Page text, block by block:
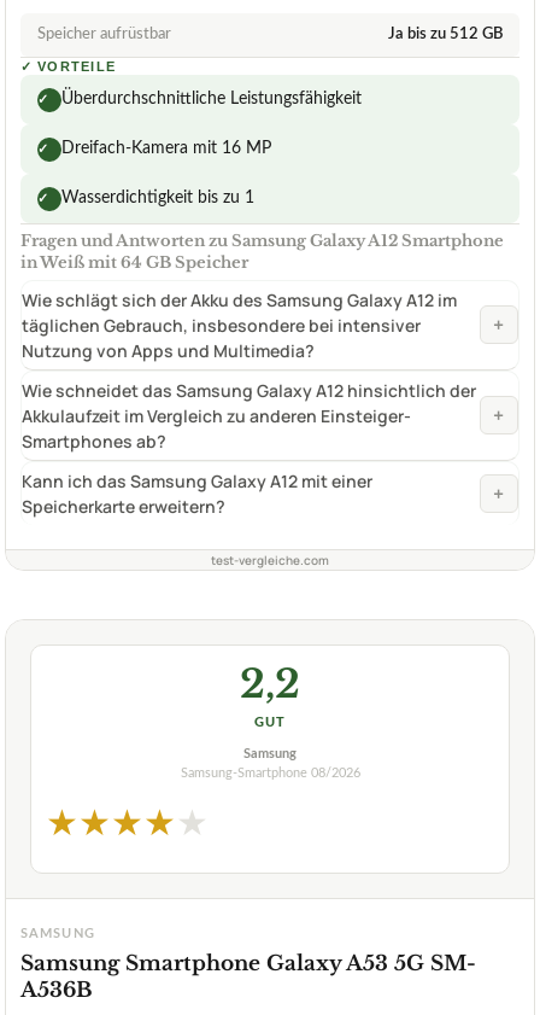
Speicher aufrüstbar Ja bis zu 512 GB
✓ VORTEILE
✓ Überdurchschnittliche Leistungsfähigkeit
✓ Dreifach-Kamera mit 16 MP
✓ Wasserdichtigkeit bis zu 1
Fragen und Antworten zu Samsung Galaxy A12 Smartphone
in Weiß mit 64 GB Speicher
Wie schlägt sich der Akku des Samsung Galaxy A12 im
täglichen Gebrauch, insbesondere bei intensiver
Nutzung von Apps und Multimedia?
+
Wie schneidet das Samsung Galaxy A12 hinsichtlich der
Akkulaufzeit im Vergleich zu anderen Einsteiger-
Smartphones ab?
+
Kann ich das Samsung Galaxy A12 mit einer
Speicherkarte erweitern?
+
test-vergleiche.com
2,2
GUT
Samsung
Samsung-Smartphone 08/2026
★★★★★
SAMSUNG
Samsung Smartphone Galaxy A53 5G SM-
A536B